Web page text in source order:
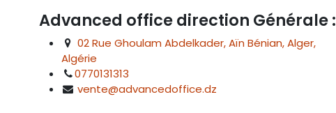
Advanced office direction Générale :
02 Rue Ghoulam Abdelkader, Aïn Bénian, Alger,
Algérie
0770131313
vente@advancedoffice.dz